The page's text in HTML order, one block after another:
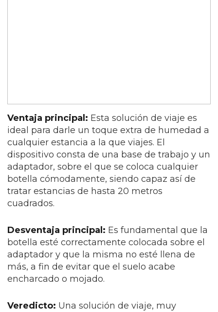
Ventaja principal: Esta solución de viaje es
ideal para darle un toque extra de humedad a
cualquier estancia a la que viajes. El
dispositivo consta de una base de trabajo y un
adaptador, sobre el que se coloca cualquier
botella cómodamente, siendo capaz así de
tratar estancias de hasta 20 metros
cuadrados.
Desventaja principal: Es fundamental que la
botella esté correctamente colocada sobre el
adaptador y que la misma no esté llena de
más, a fin de evitar que el suelo acabe
encharcado o mojado.
Veredicto: Una solución de viaje, muy